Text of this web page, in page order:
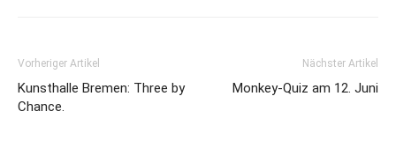
Vorheriger Artikel
Kunsthalle Bremen: Three by
Chance.
Nächster Artikel
Monkey-Quiz am 12. Juni